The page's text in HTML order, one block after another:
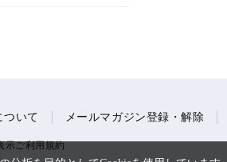
ついて メールマガジン登録・解除
示ご利用規約